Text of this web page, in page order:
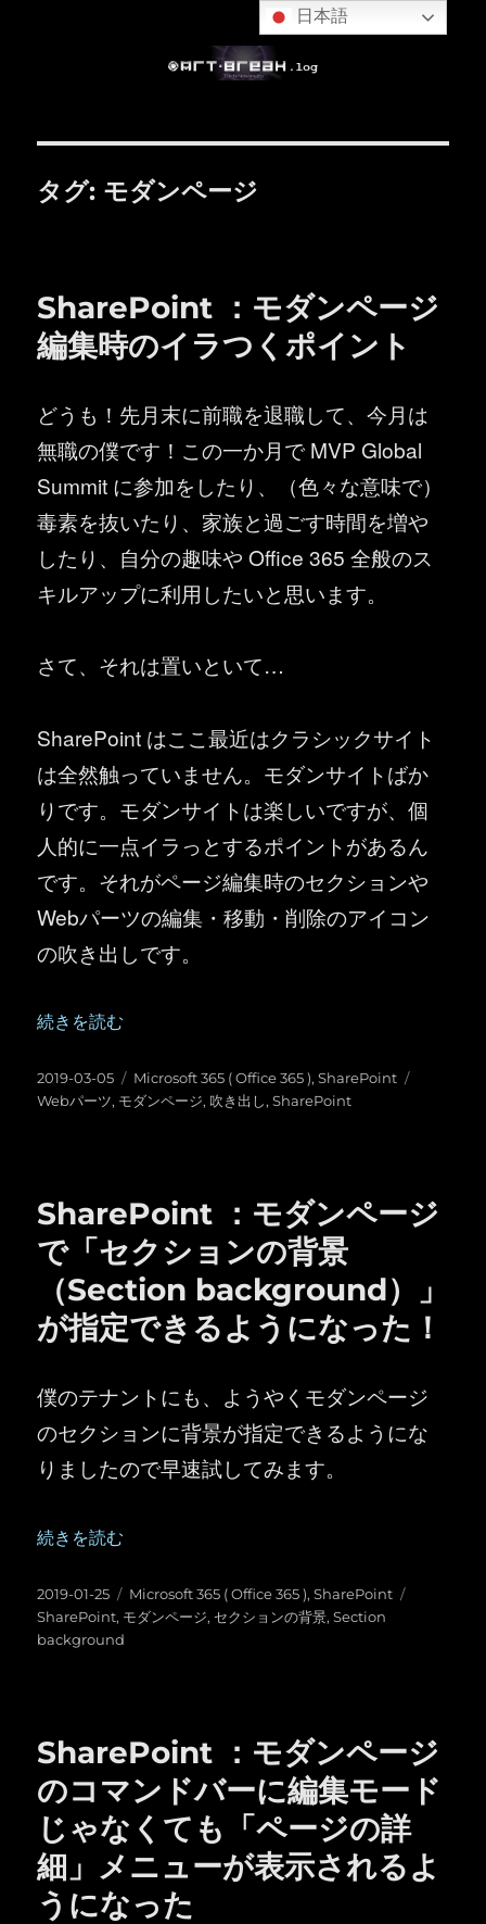
タグ: モダンページ
SharePoint ：モダンページ
編集時のイラつくポイント
どうも！先月末に前職を退職して、今月は
無職の僕です！この一か月で MVP Global
Summit に参加をしたり、（色々な意味で）
毒素を抜いたり、家族と過ごす時間を増や
したり、自分の趣味や Office 365 全般のス
キルアップに利用したいと思います。
さて、それは置いといて…
SharePoint はここ最近はクラシックサイト
は全然触っていません。モダンサイトばか
りです。モダンサイトは楽しいですが、個
人的に一点イラっとするポイントがあるん
です。それがページ編集時のセクションや
Webパーツの編集・移動・削除のアイコン
の吹き出しです。
“SharePoint ：モダンページ編集時のイラつくポイント”
続きを読む
投
稿
2019-03-05
カ
テ
Microsoft 365 ( Office 365 ),SharePoint
Webパーツ, モダンページ, 吹き出し,SharePoint
SharePoint ：モダンページ
で「セクションの背景
（Section background）」
が指定できるようになった！
僕のテナントにも、ようやくモダンページ
のセクションに背景が指定できるようにな
りましたので早速試してみます。
“SharePoint ：モダンページで「セクションの背景（
続きを読む
投
稿
日:
2019-01-25
カ
テ
Microsoft 365 ( Office 365 ),SharePoint
SharePoint, モダンページ, セクションの背景,Section
background
SharePoint ：モダンページ
のコマンドバーに編集モード
じゃなくても「ページの詳
細」メニューが表示されるよ
うになった
日本語